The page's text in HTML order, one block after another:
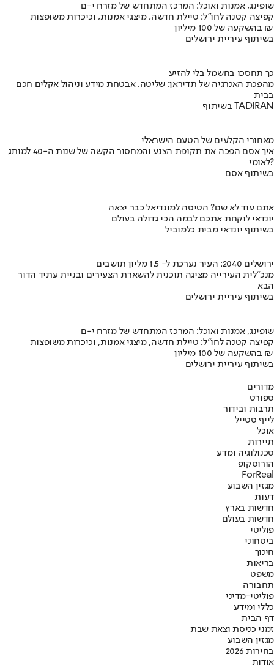
שופינג, אמנות ואוכל: המרכז המתחדש של מזרח י-ם
קפיצה קטנה לחו"ל: טיילת חדשה, מיצגי אמנות, וכיכרות משופצות
בהשקעה של 100 מיליון ₪
בשיתוף עיריית ירושלים
כך תחסכו בחשמל בלי להזיע
מהפכת האנרגיה של תדיראן: שליטה, אבטחת מידע וניהול אקלים חכם
בבית
בשיתוף TADIRAN
מאחורי הקלעים של הטעם הישראלי
איך אסם הפכה את תקופת הצנע והמחסור הקשה של שנות ה-40 למותג
לאומי?
בשיתוף אסם
אתם עוד לא שם? הטיסה למונדיאל כבר יצאה
יונדאי לוקחת אתכם לבמה הכי גדולה בעולם
בשיתוף יונדאי מבית כלמוביל
ירושלים 2040: העיר נערכת ל- 1.5 מליון תושבים
מנכ"לית העירייה מציגה תוכנית להשארת הצעירים ובניית עתיד הדור
הבא
בשיתוף עיריית ירושלים
שופינג, אמנות ואוכל: המרכז המתחדש של מזרח י-ם
קפיצה קטנה לחו"ל: טיילת חדשה, מיצגי אמנות, וכיכרות משופצות
בהשקעה של 100 מיליון ₪
בשיתוף עיריית ירושלים
מדורים
ספורט
תרבות ובידור
לייף סטייל
אוכל
תיירות
טכנולוגיה ומדע
הורוסקופ
ForReal
מגזין השבוע
דעות
חדשות בארץ
חדשות בעולם
פוליטי
ביטחוני
חינוך
בריאות
משפט
תחבורה
פוליטי-מדיני
כללי ומידע
דף הבית
זמני כניסת וצאת שבת
מגזין השבוע
בחירות 2026
אודות